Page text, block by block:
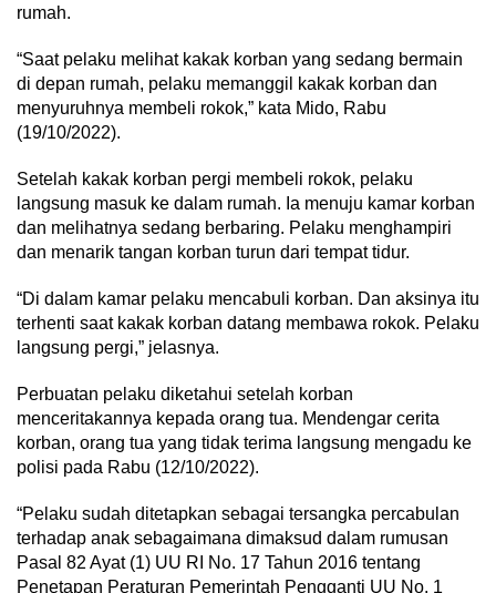
rumah.
“Saat pelaku melihat kakak korban yang sedang bermain
di depan rumah, pelaku memanggil kakak korban dan
menyuruhnya membeli rokok,” kata Mido, Rabu
(19/10/2022).
Setelah kakak korban pergi membeli rokok, pelaku
langsung masuk ke dalam rumah. Ia menuju kamar korban
dan melihatnya sedang berbaring. Pelaku menghampiri
dan menarik tangan korban turun dari tempat tidur.
“Di dalam kamar pelaku mencabuli korban. Dan aksinya itu
terhenti saat kakak korban datang membawa rokok. Pelaku
langsung pergi,” jelasnya.
Perbuatan pelaku diketahui setelah korban
menceritakannya kepada orang tua. Mendengar cerita
korban, orang tua yang tidak terima langsung mengadu ke
polisi pada Rabu (12/10/2022).
“Pelaku sudah ditetapkan sebagai tersangka percabulan
terhadap anak sebagaimana dimaksud dalam rumusan
Pasal 82 Ayat (1) UU RI No. 17 Tahun 2016 tentang
Penetapan Peraturan Pemerintah Pengganti UU No. 1